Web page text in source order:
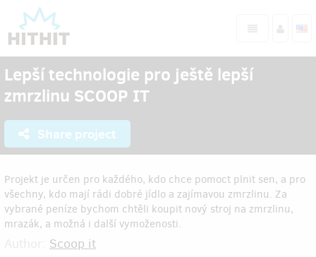
Lepší technologie pro ještě lepší
zmrzlinu SCOOP IT
Share project
Projekt je určen pro každého, kdo chce pomoct plnit sen, a pro
všechny, kdo mají rádi dobré jídlo a zajímavou zmrzlinu. Za
vybrané peníze bychom chtěli koupit nový stroj na zmrzlinu,
mrazák, a možná i další vymoženosti.
Scoop it